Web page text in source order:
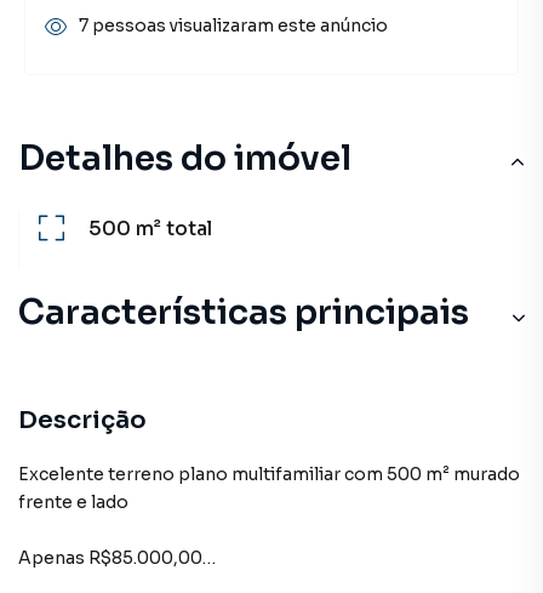
Detalhes do imóvel
500 m²total
Características principais
Descrição
Excelente terreno plano multifamiliar com 500 m² murado
frente e lado
Apenas R$85.000,00
7 pessoas visualizaram este anúncio